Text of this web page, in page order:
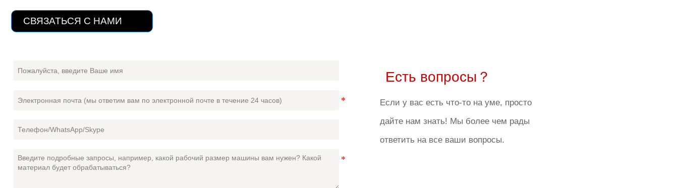
СВЯЗАТЬСЯ С НАМИ
Есть вопросы？
Если у вас есть что-то на уме, просто
дайте нам знать! Мы более чем рады
ответить на все ваши вопросы.